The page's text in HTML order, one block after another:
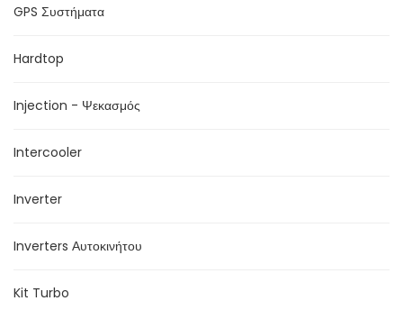
GPS Συστήματα
Hardtop
Injection - Ψεκασμός
Intercooler
Inverter
Inverters Αυτοκινήτου
Kit Turbo